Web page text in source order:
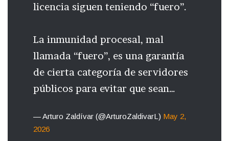
licencia siguen teniendo “fuero”.
La inmunidad procesal, mal
llamada “fuero”, es una garantía
de cierta categoría de servidores
públicos para evitar que sean…
— Arturo Zaldívar (@ArturoZaldivarL) May 2,
2026